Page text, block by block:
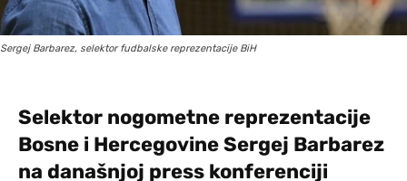
Sergej Barbarez, selektor fudbalske reprezentacije BiH
Selektor nogometne reprezentacije
Bosne i Hercegovine Sergej Barbarez
na današnjoj press konferenciji